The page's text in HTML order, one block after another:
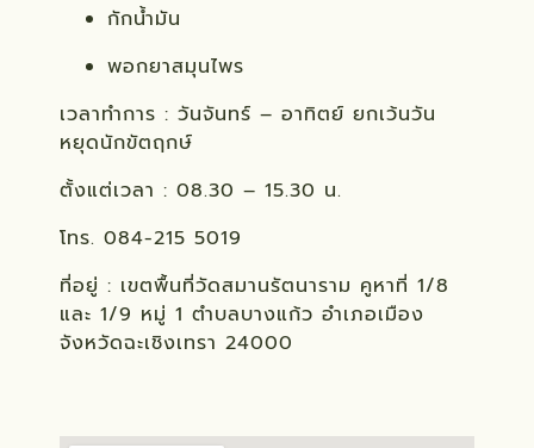
กักน้ำมัน
พอกยาสมุนไพร
เวลาทำการ : วันจันทร์ – อาทิตย์ ยกเว้นวัน
หยุดนักขัตฤกษ์
ตั้งแต่เวลา : 08.30 – 15.30 น.
โทร. 084-215 5019
ที่อยู่ : เขตพื้นที่วัดสมานรัตนาราม คูหาที่ 1/8
และ 1/9 หมู่ 1 ตำบลบางแก้ว อำเภอเมือง
จังหวัดฉะเชิงเทรา 24000